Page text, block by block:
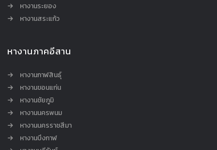
หางานระยอง
หางานสระแก้ว
หางานภาคอีสาน
หางานกาฬสินธุ์
หางานขอนแก่น
หางานชัยภูมิ
หางานนครพนม
หางานนครราชสีมา
หางานบึงกาฬ